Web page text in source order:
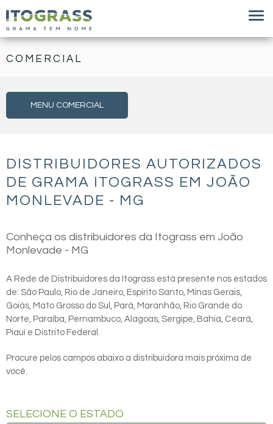
COMERCIAL
MENU COMERCIAL
DISTRIBUIDORES AUTORIZADOS
DE GRAMA ITOGRASS EM JOÃO
MONLEVADE - MG
Conheça os distribuidores da Itograss em João
Monlevade - MG
A Rede de Distribuidores da Itograss está presente nos estados
de: São Paulo, Rio de Janeiro, Espirito Santo, Minas Gerais,
Goiás, Mato Grosso do Sul, Pará, Maranhão, Rio Grande do
Norte, Paraíba, Pernambuco, Alagoas, Sergipe, Bahia, Ceará,
Piauí e Distrito Federal.
Procure pelos campos abaixo a distribuidora mais próxima de
você.
SELECIONE O ESTADO